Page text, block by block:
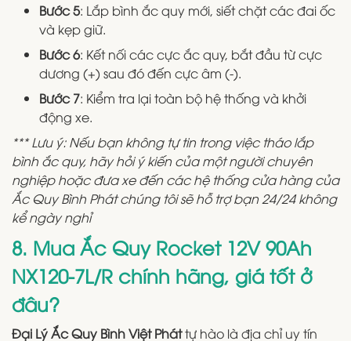
Bước 5: Lắp bình ắc quy mới, siết chặt các đai ốc
và kẹp giữ.
Bước 6: Kết nối các cực ắc quy, bắt đầu từ cực
dương (+) sau đó đến cực âm (-).
Bước 7: Kiểm tra lại toàn bộ hệ thống và khởi
động xe.
*** Lưu ý: Nếu bạn không tự tin trong việc tháo lắp
bình ắc quy, hãy hỏi ý kiến của một người chuyên
nghiệp hoặc đưa xe đến các hệ thống cửa hàng của
Ắc Quy Bình Phát chúng tôi sẽ hỗ trợ bạn 24/24 không
kể ngày nghỉ
8. Mua Ắc Quy Rocket 12V 90Ah
NX120-7L/R chính hãng, giá tốt ở
đâu?
Đại Lý Ắc Quy Bình Việt Pháttự hào là địa chỉ uy tín